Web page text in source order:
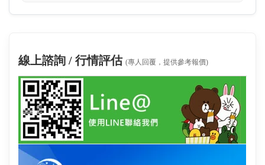
線上諮詢 / 行情評估 (專人回覆，提供參考報價)